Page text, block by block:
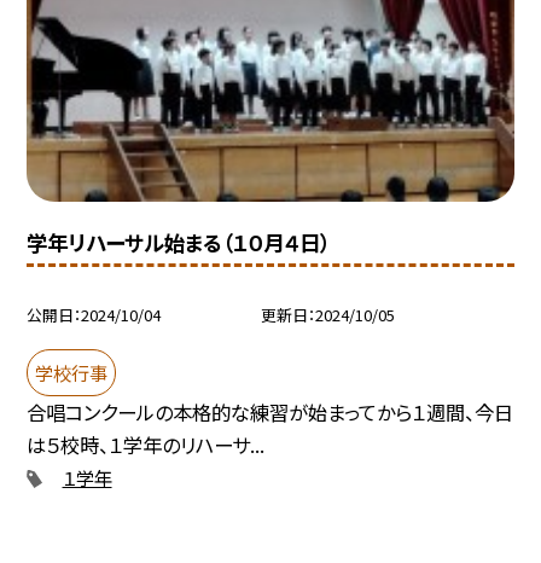
学年リハーサル始まる（１０月４日）
公開日 2024/10/04 更新日 2024/10/05
学校行事
合唱コンクールの本格的な練習が始まってから１週間、今日
は５校時、１学年のリハーサ...
１学年